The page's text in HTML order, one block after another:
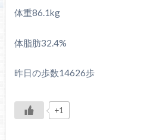
体重86.1kg
体脂肪32.4%
昨日の歩数14626歩
+1